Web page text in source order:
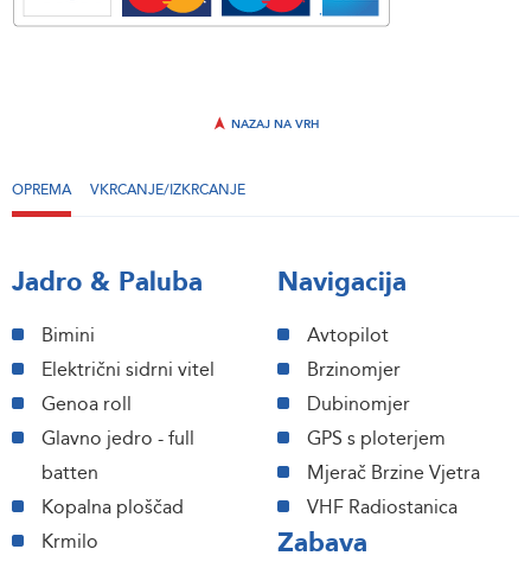
NAZAJ NA VRH
OPREMA VKRCANJE/IZKRCANJE
Jadro & Paluba
Bimini
Električni sidrni vitel
Genoa roll
Glavno jedro - full
batten
Kopalna ploščad
Krmilo
Navigacija
Avtopilot
Brzinomjer
Dubinomjer
GPS s ploterjem
Mjerač Brzine Vjetra
VHF Radiostanica
Zabava